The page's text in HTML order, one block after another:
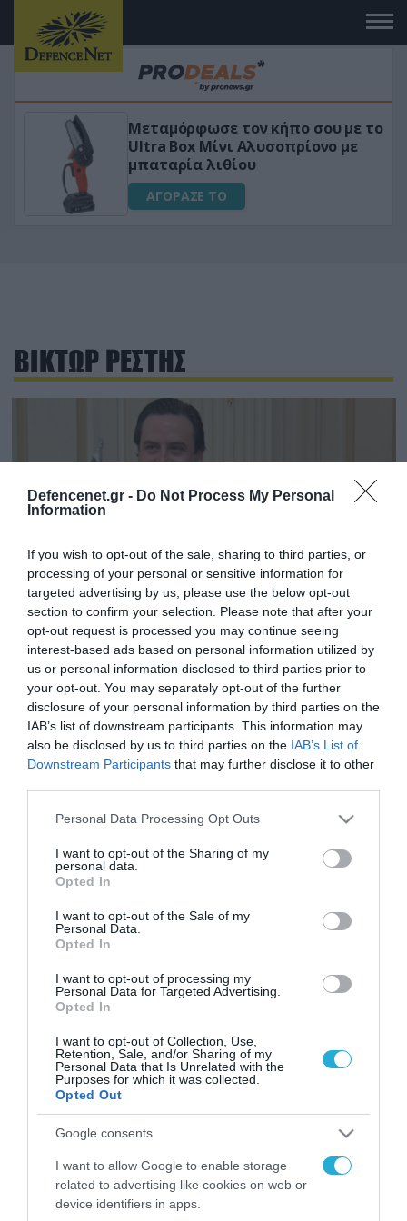
Defencenet.gr - Do Not Process My Personal
Information
If you wish to opt-out of the sale, sharing to third parties, or
processing of your personal or sensitive information for
targeted advertising by us, please use the below opt-out
section to confirm your selection. Please note that after your
opt-out request is processed you may continue seeing
interest-based ads based on personal information utilized by
us or personal information disclosed to third parties prior to
your opt-out. You may separately opt-out of the further
disclosure of your personal information by third parties on the
IAB’s list of downstream participants. This information may
also be disclosed by us to third parties on the IAB’s List of
Downstream Participants that may further disclose it to other
Please note that this website/app uses one or more Google
not limited to your visit or usage behaviour. You may click to
grant or deny consent to Google and its third-party tags to
use your data for below specified purposes in below Google
consent section.
Personal Data Processing Opt Outs
I want to opt-out of the Sharing of my
personal data.
Opted In
I want to opt-out of the Sale of my
Personal Data.
Opted In
I want to opt-out of processing my
Personal Data for Targeted Advertising.
Opted In
I want to opt-out of Collection, Use,
Retention, Sale, and/or Sharing of my
Personal Data that Is Unrelated with the
Purposes for which it was collected.
Opted Out
Google consents
I want to allow Google to enable storage
related to advertising like cookies on web or
device identifiers in apps.
Μεταμόρφωσε τον κήπο σου με το
Ultra Box Μίνι Αλυσοπρίονο με
μπαταρία λιθίου
ΑΓΟΡΑΣΕ ΤΟ
ΒΙΚΤΩΡ ΡΕΣΤΗΣ
29.05.2023 | 19:06
Β.Ρέστης: «Δεν έχω καμία σχέση με την
χρηματοδότηση του κόμματος Νίκη»
«Ουδέποτε ενεπλάκην στον πολιτικό βίο»
FOCUS ON
06.08.2026 | 01:02
Ο πρόεδρος του Ιράν
αποκαλύπτει για την υγεία του
Μοτζτάμπα Χαμενεΐ «τώρα είναι
πολύ δύσκολη η επικοινωνία»
06.08.2026
Οι Χούθι σφυροκοπούν
τα σαουδαραβικά